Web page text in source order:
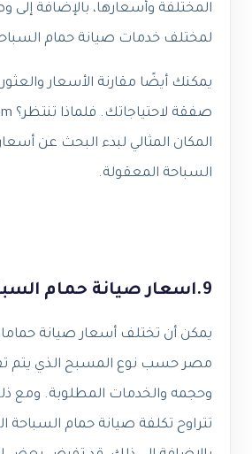
المختلفة وأسعارها، بالإضافة
لمختلف خدمات صيانة حمام
يمكنك أيضًا مقارنة الأسعار
المكان المثالي لبدء البحث عن
السباحة المعقولة.
9.اسعار صيانة حمام السباحة في مصر
يمكن أن تختلف أسعار صيانة
مصر حسب نوع المسبح الذي يتم
وحجمه والخدمات المطلوبة. ومع
تتراوح تكلفة صيانة حمام السباحة